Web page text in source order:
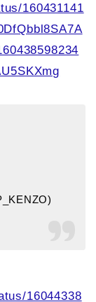
160431141
16044338